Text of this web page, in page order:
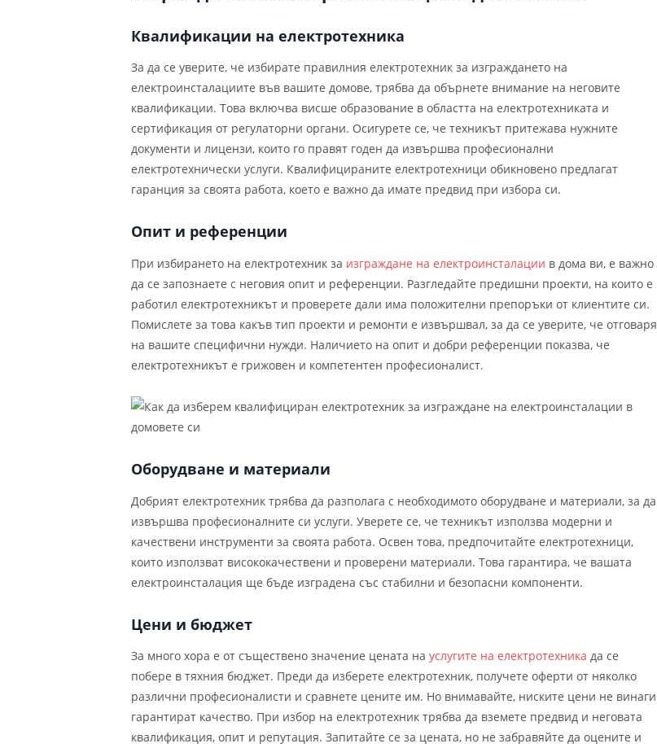
Квалификации на електротехника
За да се уверите, че избирате правилния електротехник за изграждането на
електроинсталациите във вашите домове, трябва да обърнете внимание на неговите
квалификации. Това включва висше образование в областта на електротехниката и
сертификация от регулаторни органи. Осигурете се, че техникът притежава нужните
документи и лицензи, които го правят годен да извършва професионални
електротехнически услуги. Квалифицираните електротехници обикновено предлагат
гаранция за своята работа, което е важно да имате предвид при избора си.
Опит и референции
При избирането на електротехник за изграждане на електроинсталации в дома ви, е важно
да се запознаете с неговия опит и референции. Разгледайте предишни проекти, на които е
работил електротехникът и проверете дали има положителни препоръки от клиентите си.
Помислете за това какъв тип проекти и ремонти е извършвал, за да се уверите, че отговаря
на вашите специфични нужди. Наличието на опит и добри референции показва, че
електротехникът е грижовен и компетентен професионалист.
Оборудване и материали
Добрият електротехник трябва да разполага с необходимото оборудване и материали, за да
извършва професионалните си услуги. Уверете се, че техникът използва модерни и
качествени инструменти за своята работа. Освен това, предпочитайте електротехници,
които използват висококачествени и проверени материали. Това гарантира, че вашата
електроинсталация ще бъде изградена със стабилни и безопасни компоненти.
Цени и бюджет
За много хора е от съществено значение цената на услугите на електротехника да се
побере в тяхния бюджет. Преди да изберете електротехник, получете оферти от няколко
различни професионалисти и сравнете цените им. Но внимавайте, ниските цени не винаги
гарантират качество. При избор на електротехник трябва да вземете предвид и неговата
квалификация, опит и репутация. Запитайте се за цената, но не забравяйте да оцените и